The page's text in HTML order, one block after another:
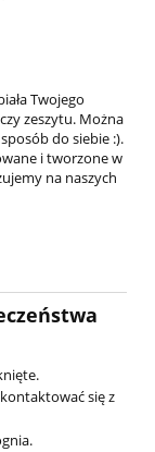
Twojego
zeszytu. Można
do siebie :).
i tworzone w
na naszych
się z